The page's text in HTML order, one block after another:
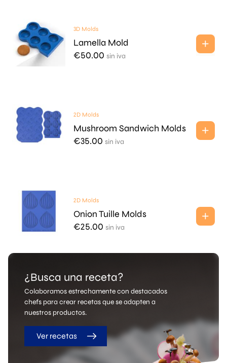
3D Molds
Lamella Mold
€50.00 sin iva
2D Molds
Mushroom Sandwich Molds
€35.00 sin iva
2D Molds
Onion Tuille Molds
€25.00 sin iva
¿Busca una receta?
Colaboramos estrechamente con destacados
chefs para crear recetas que se adapten a
nuestros productos.
Ver recetas